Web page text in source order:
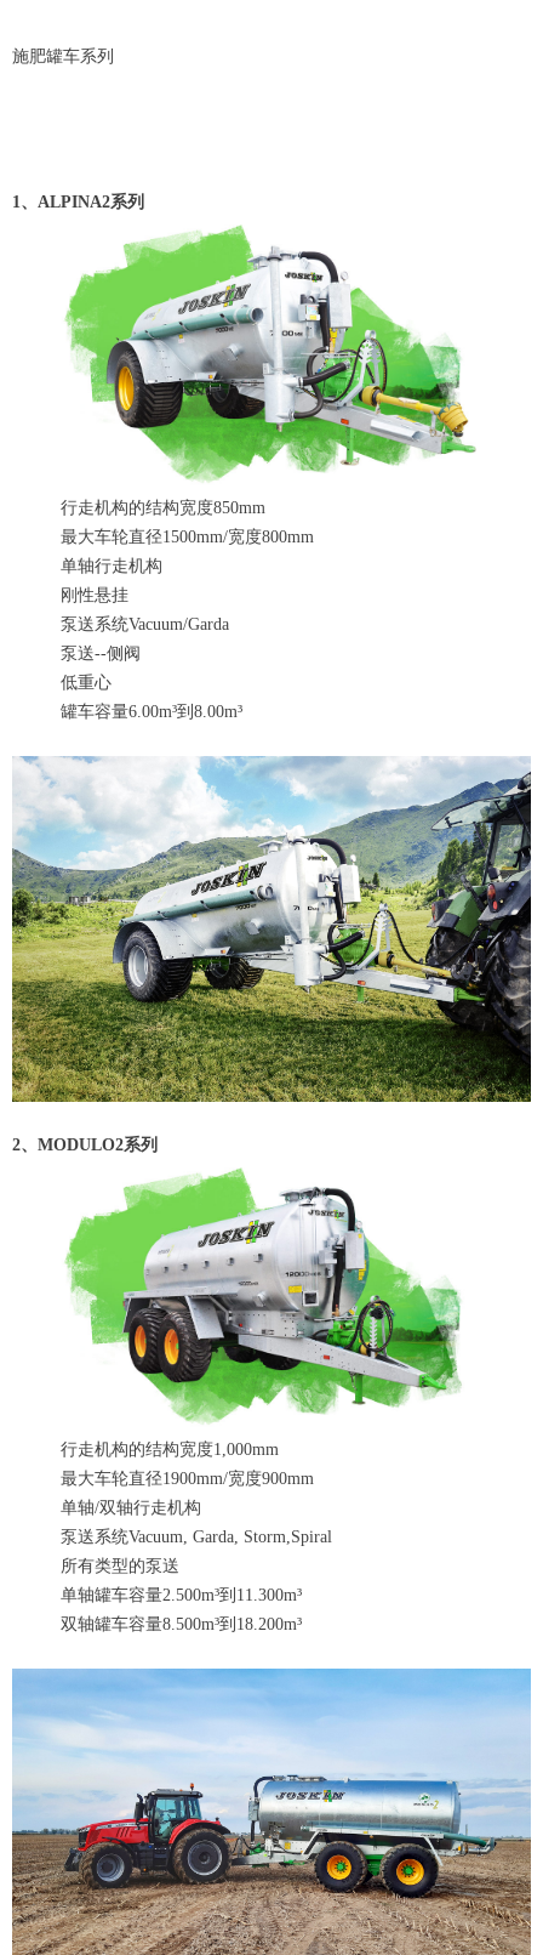
施肥罐车系列
1、ALPINA2系列
行走机构的结构宽度850mm
最大车轮直径1500mm/宽度800mm
单轴行走机构
刚性悬挂
泵送系统Vacuum/Garda
泵送--侧阀
低重心
罐车容量6.00m³到8.00m³
2、MODULO2系列
行走机构的结构宽度1,000mm
最大车轮直径1900mm/宽度900mm
单轴/双轴行走机构
泵送系统Vacuum, Garda, Storm,Spiral
所有类型的泵送
单轴罐车容量2.500m³到11.300m³
双轴罐车容量8.500m³到18.200m³